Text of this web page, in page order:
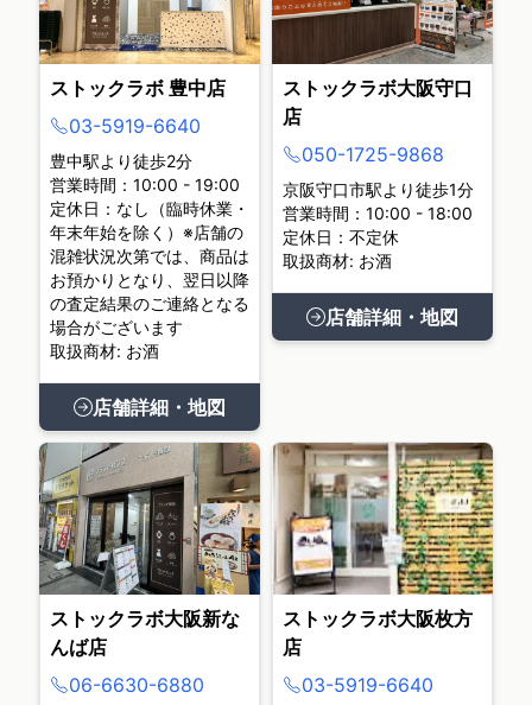
ストックラボ 豊中店
03-5919-6640
豊中駅より徒歩2分
営業時間：10:00 - 19:00
定休日：なし（臨時休業・
年末年始を除く）※店舗の
混雑状況次第では、商品は
お預かりとなり、翌日以降
の査定結果のご連絡となる
場合がございます
取扱商材: お酒
店舗詳細・地図
ストックラボ大阪守口
店
050-1725-9868
京阪守口市駅より徒歩1分
営業時間：10:00 - 18:00
定休日：不定休
取扱商材: お酒
店舗詳細・地図
ストックラボ大阪新な
んば店
06-6630-6880
ストックラボ大阪枚方
店
03-5919-6640